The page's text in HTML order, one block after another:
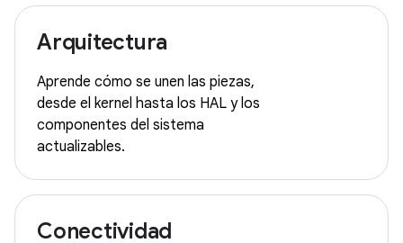
Arquitectura
Aprende cómo se unen las piezas,
desde el kernel hasta los HAL y los
componentes del sistema
actualizables.
Conectividad